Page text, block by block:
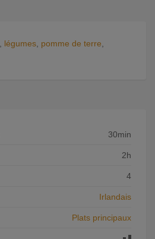
légumes pomme de terre
30min
2h
4
Irlandais
Plats principaux